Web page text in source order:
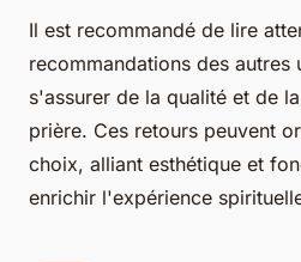
Il est recommandé de lire
recommandations des autres
s'assurer de la qualité et de
prière. Ces retours peuvent
choix, alliant esthétique et
enrichir l'expérience